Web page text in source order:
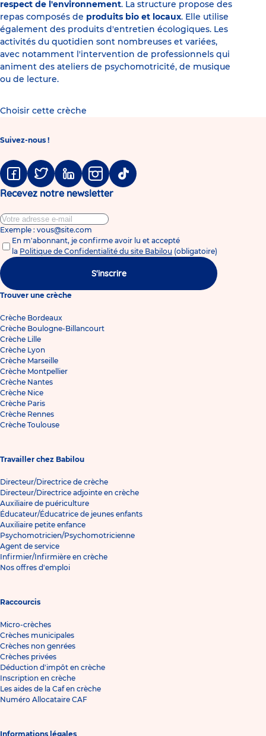
respect de l'environnement. La structure propose des
repas composés de produits bio et locaux. Elle utilise
également des produits d'entretien écologiques. Les
activités du quotidien sont nombreuses et variées,
avec notamment l'intervention de professionnels qui
animent des ateliers de psychomotricité, de musique
ou de lecture.
Choisir cette crèche
Suivez-nous !
FacebookTwitter LinkedinInstagramTiktok
Recevez notre newsletter
Exemple : vous@site.com
En m'abonnant, je confirme avoir lu et accepté
la Politique de Confidentialité du site Babilou (obligatoire)
S'inscrire
Trouver une crèche
Crèche Bordeaux
Crèche Boulogne-Billancourt
Crèche Lille
Crèche Lyon
Crèche Marseille
Crèche Montpellier
Crèche Nantes
Crèche Nice
Crèche Paris
Crèche Rennes
Crèche Toulouse
Travailler chez Babilou
Directeur/Directrice de crèche
Directeur/Directrice adjointe en crèche
Auxiliaire de puériculture
Éducateur/Éducatrice de jeunes enfants
Auxiliaire petite enfance
Psychomotricien/Psychomotricienne
Agent de service
Infirmier/Infirmière en crèche
Nos offres d'emploi
Raccourcis
Micro-crèches
Crèches municipales
Crèches non genrées
Crèches privées
Déduction d'impôt en crèche
Inscription en crèche
Les aides de la Caf en crèche
Numéro Allocataire CAF
Informations légales